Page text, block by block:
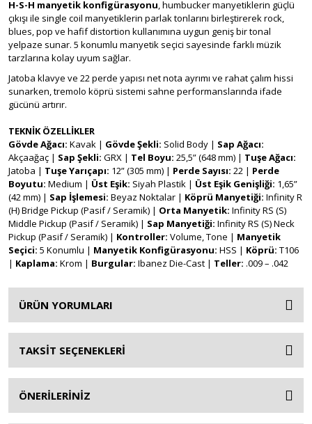
H-S-H manyetik konfigürasyonu, humbucker manyetiklerin güçlü
çıkışı ile single coil manyetiklerin parlak tonlarını birleştirerek rock,
blues, pop ve hafif distortion kullanımına uygun geniş bir tonal
yelpaze sunar. 5 konumlu manyetik seçici sayesinde farklı müzik
tarzlarına kolay uyum sağlar.
Jatoba klavye ve 22 perde yapısı net nota ayrımı ve rahat çalım hissi
sunarken, tremolo köprü sistemi sahne performanslarında ifade
gücünü artırır.
TEKNİK ÖZELLİKLER
Gövde Ağacı: Kavak | Gövde Şekli: Solid Body | Sap Ağacı:
Akçaağaç | Sap Şekli: GRX | Tel Boyu: 25,5” (648 mm) | Tuşe Ağacı:
Jatoba | Tuşe Yarıçapı: 12” (305 mm) | Perde Sayısı: 22 | Perde
Boyutu: Medium | Üst Eşik: Siyah Plastik | Üst Eşik Genişliği: 1,65”
(42 mm) | Sap İşlemesi: Beyaz Noktalar | Köprü Manyetiği: Infinity R
(H) Bridge Pickup (Pasif / Seramik) | Orta Manyetik: Infinity RS (S)
Middle Pickup (Pasif / Seramik) | Sap Manyetiği: Infinity RS (S) Neck
Pickup (Pasif / Seramik) | Kontroller: Volume, Tone | Manyetik
Seçici: 5 Konumlu | Manyetik Konfigürasyonu: HSS | Köprü: T106
| Kaplama: Krom | Burgular: Ibanez Die-Cast | Teller: .009 – .042
ÜRÜN YORUMLARI
TAKSİT SEÇENEKLERİ
ÖNERİLERİNİZ